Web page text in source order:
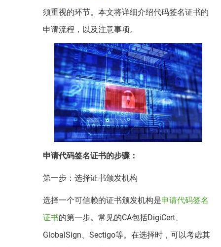
须重视的环节。本文将详细介绍代码签名证书的
申请流程，以及注意事项。
申请代码签名证书的步骤：
第一步：选择证书颁发机构
选择一个可信赖的证书颁发机构是申请代码签名
证书的第一步。常见的CA包括DigiCert、
GlobalSign、Sectigo等。在选择时，可以考虑其